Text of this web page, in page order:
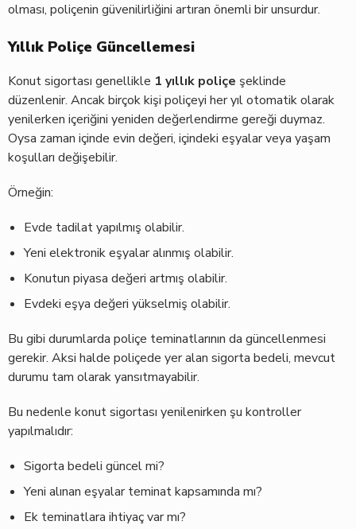
olması, poliçenin güvenilirliğini artıran önemli bir unsurdur.
Yıllık Poliçe Güncellemesi
Konut sigortası genellikle 1 yıllık poliçe şeklinde
düzenlenir. Ancak birçok kişi poliçeyi her yıl otomatik olarak
yenilerken içeriğini yeniden değerlendirme gereği duymaz.
Oysa zaman içinde evin değeri, içindeki eşyalar veya yaşam
koşulları değişebilir.
Örneğin:
Evde tadilat yapılmış olabilir.
Yeni elektronik eşyalar alınmış olabilir.
Konutun piyasa değeri artmış olabilir.
Evdeki eşya değeri yükselmiş olabilir.
Bu gibi durumlarda poliçe teminatlarının da güncellenmesi
gerekir. Aksi halde poliçede yer alan sigorta bedeli, mevcut
durumu tam olarak yansıtmayabilir.
Bu nedenle konut sigortası yenilenirken şu kontroller
yapılmalıdır:
Sigorta bedeli güncel mi?
Yeni alınan eşyalar teminat kapsamında mı?
Ek teminatlara ihtiyaç var mı?